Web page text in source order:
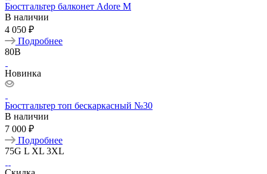
Бюстгальтер балконет Adore M
В наличии
4 050 ₽
Подробнее
80B
Новинка
Бюстгальтер топ бескаркасный №30
В наличии
7 000 ₽
Подробнее
75G L XL 3XL